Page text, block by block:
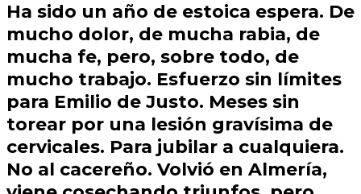
Ha sido un año de estoica espera. De
mucho dolor, de mucha rabia, de
mucha fe, pero, sobre todo, de
mucho trabajo. Esfuerzo sin límites
para Emilio de Justo. Meses sin
torear por una lesión gravísima de
cervicales. Para jubilar a cualquiera.
No al cacereño. Volvió en Almería,